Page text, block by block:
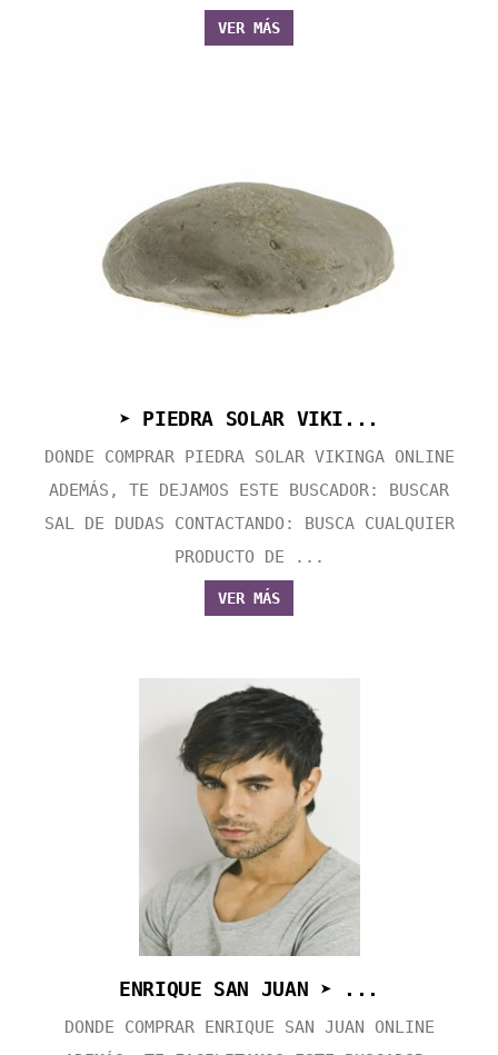
VER MÁS
➤ PIEDRA SOLAR VIKI...
DONDE COMPRAR PIEDRA SOLAR VIKINGA ONLINE
ADEMÁS, TE DEJAMOS ESTE BUSCADOR: BUSCAR
SAL DE DUDAS CONTACTANDO: BUSCA CUALQUIER
PRODUCTO DE ...
VER MÁS
ENRIQUE SAN JUAN ➤ ...
DONDE COMPRAR ENRIQUE SAN JUAN ONLINE